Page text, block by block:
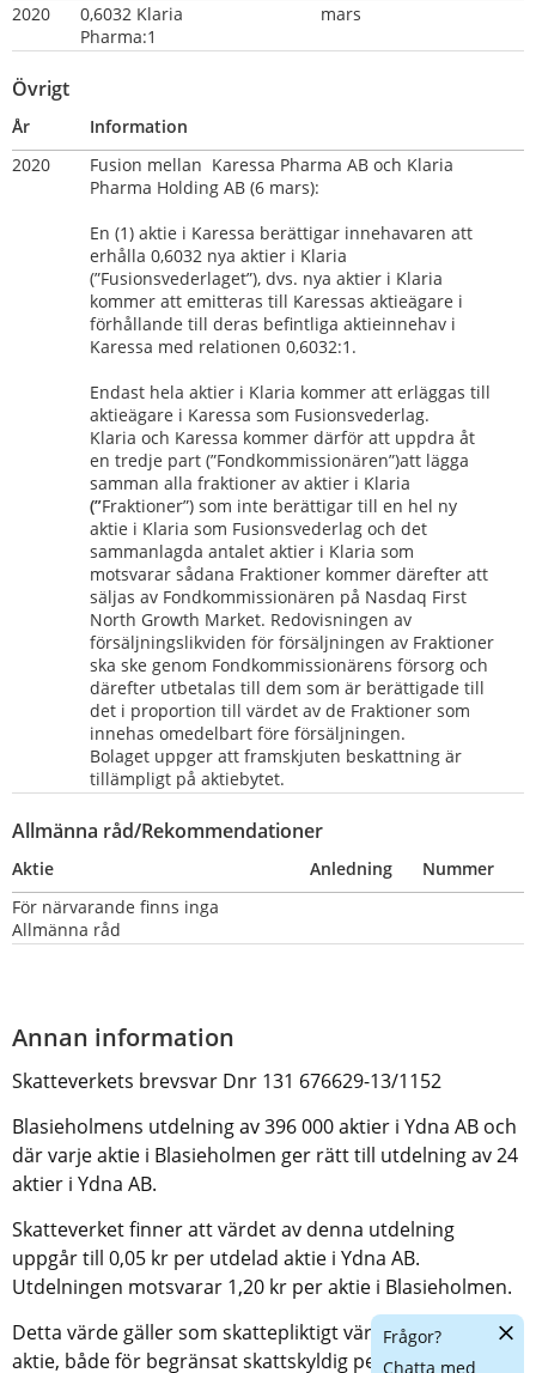
2020
0,6032 Klaria
Pharma:1
mars
Övrigt
År
Information
2020
Fusion mellan  Karessa Pharma AB och Klaria
Pharma Holding AB (6 mars):
En (1) aktie i Karessa berättigar innehavaren att
erhålla 0,6032 nya aktier i Klaria
(”Fusionsvederlaget”), dvs. nya aktier i Klaria
kommer att emitteras till Karessas aktieägare i
förhållande till deras befintliga aktieinnehav i
Karessa med relationen 0,6032:1.
Endast hela aktier i Klaria kommer att erläggas till
aktieägare i Karessa som Fusionsvederlag.
Klaria och Karessa kommer därför att uppdra åt
en tredje part (”Fondkommissionären”)att lägga
(”Fraktioner”) som inte berättigar till en hel ny
aktie i Klaria som Fusionsvederlag och det
sammanlagda antalet aktier i Klaria som
motsvarar sådana Fraktioner kommer därefter att
säljas av Fondkommissionären på Nasdaq First
North Growth Market. Redovisningen av
försäljningslikviden för försäljningen av Fraktioner
ska ske genom Fondkommissionärens försorg och
därefter utbetalas till dem som är berättigade till
det i proportion till värdet av de Fraktioner som
innehas omedelbart före försäljningen.
Bolaget uppger att framskjuten beskattning är
tillämpligt på aktiebytet.
Allmänna råd/Rekommendationer
Aktie Anledning
Nummer
För närvarande finns inga
Allmänna råd
Annan information
Skatteverkets brevsvar Dnr 131 676629-13/1152
Blasieholmens utdelning av 396 000 aktier i Ydna AB och
där varje aktie i Blasieholmen ger rätt till utdelning av 24
aktier i Ydna AB.
Skatteverket finner att värdet av denna utdelning
uppgår till 0,05 kr per utdelad aktie i Ydna AB.
Utdelningen motsvarar 1,20 kr per aktie i Blasieholmen.
Detta värde gäller som skattepliktigt värde per erhållen
aktie, både för begränsat skattskyldig person enligt
Frågor?
Chatta med
Dölj